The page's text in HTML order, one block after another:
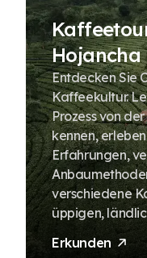
Hojancha
Entdecken Sie
Kaffeekultur.
Prozess von
kennen,
Erfahrungen,
verschiedene
üppigen,
Erkunden